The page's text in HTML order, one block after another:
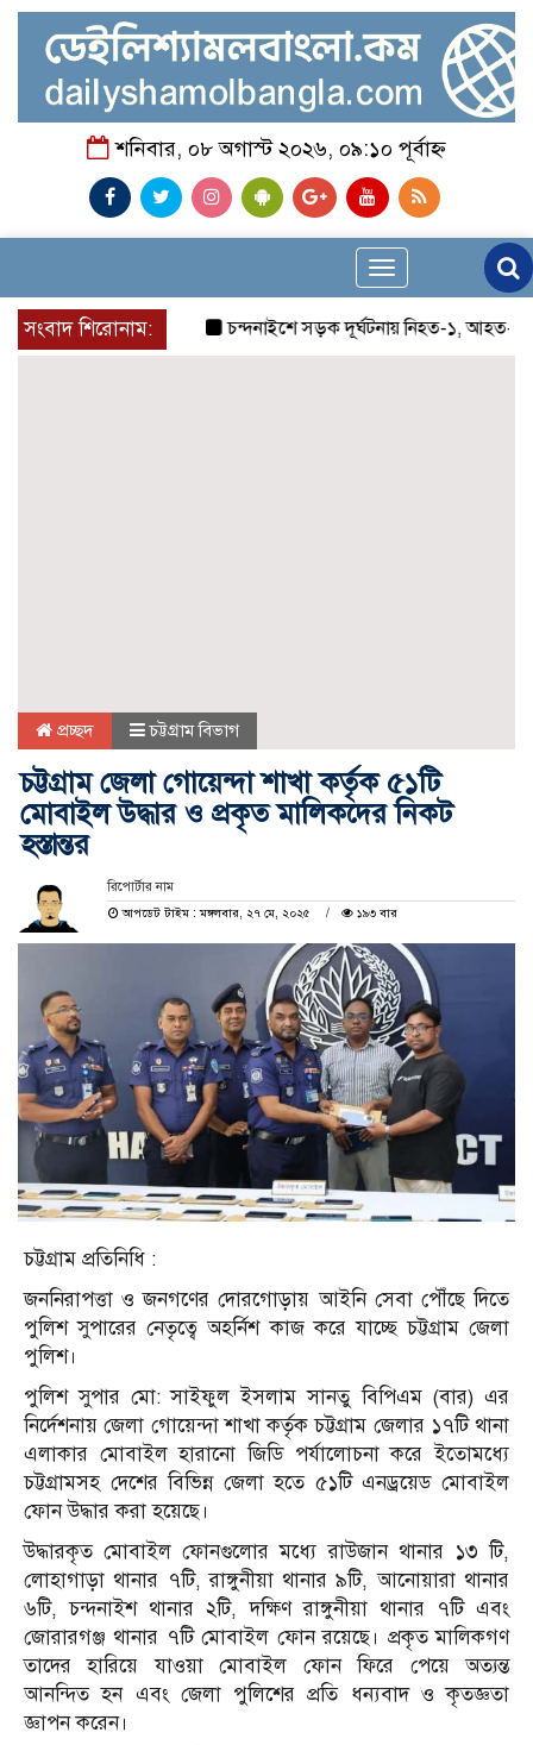
শনিবার, ০৮ অগাস্ট ২০২৬, ০৯:১০ পূর্বাহ্ন
Toggle
navigation
সংবাদ শিরোনাম:
চন্দনাইশে সড়ক দূর্ঘটনায় নিহত-১, আহত-২
প্রচ্ছদ চট্টগ্রাম বিভাগ
চট্টগ্রাম জেলা গোয়েন্দা শাখা কর্তৃক ৫১টি
মোবাইল উদ্ধার ও প্রকৃত মালিকদের নিকট
হস্তান্তর
রিপোর্টার নাম
আপডেট টাইম : মঙ্গলবার, ২৭ মে, ২০২৫
১৯৩ বার
চট্টগ্রাম প্রতিনিধি :
জননিরাপত্তা ও জনগণের দোরগোড়ায় আইনি সেবা পৌঁছে দিতে
পুলিশ সুপারের নেতৃত্বে অহর্নিশ কাজ করে যাচ্ছে চট্টগ্রাম জেলা
পুলিশ।
পুলিশ সুপার মো: সাইফুল ইসলাম সানতু বিপিএম (বার) এর
নির্দেশনায় জেলা গোয়েন্দা শাখা কর্তৃক চট্টগ্রাম জেলার ১৭টি থানা
এলাকার মোবাইল হারানো জিডি পর্যালোচনা করে ইতোমধ্যে
চট্টগ্রামসহ দেশের বিভিন্ন জেলা হতে ৫১টি এনড্রয়েড মোবাইল
ফোন উদ্ধার করা হয়েছে।
উদ্ধারকৃত মোবাইল ফোনগুলোর মধ্যে রাউজান থানার ১৩ টি,
লোহাগাড়া থানার ৭টি, রাঙ্গুনীয়া থানার ৯টি, আনোয়ারা থানার
৬টি, চন্দনাইশ থানার ২টি, দক্ষিণ রাঙ্গুনীয়া থানার ৭টি এবং
জোরারগঞ্জ থানার ৭টি মোবাইল ফোন রয়েছে। প্রকৃত মালিকগণ
তাদের হারিয়ে যাওয়া মোবাইল ফোন ফিরে পেয়ে অত্যন্ত
আনন্দিত হন এবং জেলা পুলিশের প্রতি ধন্যবাদ ও কৃতজ্ঞতা
জ্ঞাপন করেন।